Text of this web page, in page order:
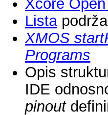
Xcore
Lista
XMOS
Programs
Opis
IDE
pinout